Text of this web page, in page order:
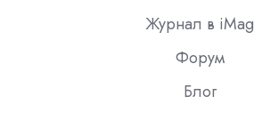
Журнал в iMag
Форум
Блог